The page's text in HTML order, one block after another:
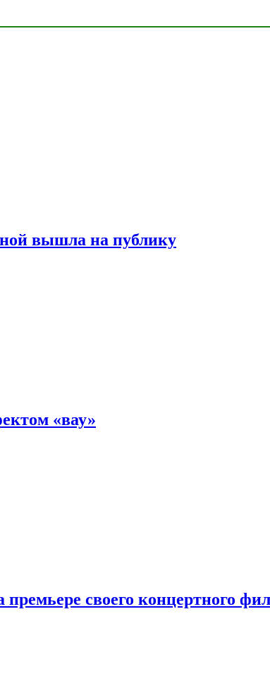
вышла на публику
«вау»
своего концертного